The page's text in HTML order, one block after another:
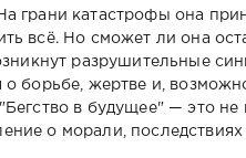
грани катастрофы она
всё. Но сможет ли она
разрушительные
о борьбе, жертве и,
в будущее" — это не
о морали,